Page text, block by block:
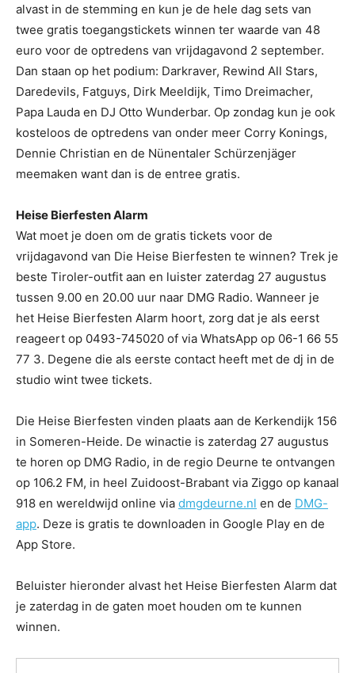
alvast in de stemming en kun je de hele dag sets van
twee gratis toegangstickets winnen ter waarde van 48
euro voor de optredens van vrijdagavond 2 september.
Dan staan op het podium: Darkraver, Rewind All Stars,
Daredevils, Fatguys, Dirk Meeldijk, Timo Dreimacher,
Papa Lauda en DJ Otto Wunderbar. Op zondag kun je ook
kosteloos de optredens van onder meer Corry Konings,
Dennie Christian en de Nünentaler Schürzenjäger
meemaken want dan is de entree gratis.
Heise Bierfesten Alarm
Wat moet je doen om de gratis tickets voor de
vrijdagavond van Die Heise Bierfesten te winnen? Trek je
beste Tiroler-outfit aan en luister zaterdag 27 augustus
tussen 9.00 en 20.00 uur naar DMG Radio. Wanneer je
het Heise Bierfesten Alarm hoort, zorg dat je als eerst
reageert op 0493-745020 of via WhatsApp op 06-1 66 55
77 3. Degene die als eerste contact heeft met de dj in de
studio wint twee tickets.
Die Heise Bierfesten vinden plaats aan de Kerkendijk 156
in Someren-Heide. De winactie is zaterdag 27 augustus
te horen op DMG Radio, in de regio Deurne te ontvangen
op 106.2 FM, in heel Zuidoost-Brabant via Ziggo op kanaal
918 en wereldwijd online via dmgdeurne.nl en de DMG-
app. Deze is gratis te downloaden in Google Play en de
App Store.
Beluister hieronder alvast het Heise Bierfesten Alarm dat
je zaterdag in de gaten moet houden om te kunnen
winnen.